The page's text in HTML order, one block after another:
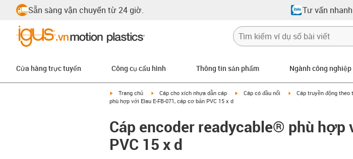
Sẵn sàng vận chuyển từ 24 giờ. Tư vấn
Cửa hàng trực tuyến Công cụ cấu hình Thông tin sản phẩm Ngành công nghiệp
igus-icon-arrow-right
Trang chủ igus-icon-arrow-right
Cáp cho xích nhựa dẫn cáp igus-icon-arrow-right
Cáp có đầu nối igus-icon-arrow-right
Cáp truyền động theo
phù hợp với Elau E-FB-071, cáp cơ bản PVC 15 x d
Cáp encoder readycable® phù hợp
PVC 15 x d